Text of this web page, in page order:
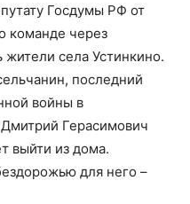
Госдумы РФ от
команде через
села Устинкино.
последний
войны в
Герасимович
выйти из дома.
для него –